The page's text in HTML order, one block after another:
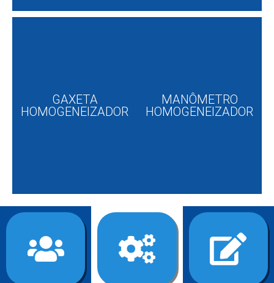
GAXETA
HOMOGENEIZADOR
MANÔMETRO
HOMOGENEIZADOR